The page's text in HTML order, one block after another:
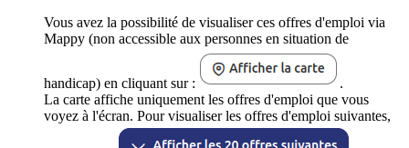
Vous avez la possibilité de visualiser ces offres d'emploi via
Mappy (non accessible aux personnes en situation de
handicap) en cliquant sur :
.
La carte affiche uniquement les offres d'emploi que vous
voyez à l'écran. Pour visualiser les offres d'emploi suivantes,